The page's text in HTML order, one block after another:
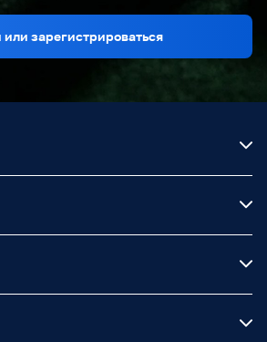
или зарегистрироваться